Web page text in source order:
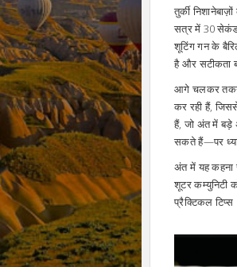
तुर्की
सत्र में 30 सेकंड
शूटिंग गन के
है और सटीकता
आगे चलकर
कर रही हैं,
हैं, जो अंत में बड़े
सकते हैं—पर
अंत में यह कहना
शूटर कम्युनिटी
प्रैक्टिकल